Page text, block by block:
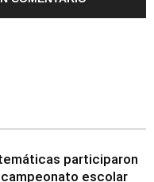
participaron
escolar